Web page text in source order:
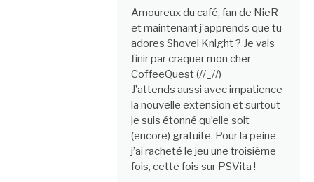
Amoureux du café, fan de NieR
et maintenant j’apprends que tu
adores Shovel Knight ? Je vais
finir par craquer mon cher
CoffeeQuest (//_//)
J’attends aussi avec impatience
la nouvelle extension et surtout
je suis étonné qu’elle soit
(encore) gratuite. Pour la peine
j’ai racheté le jeu une troisième
fois, cette fois sur PSVita !